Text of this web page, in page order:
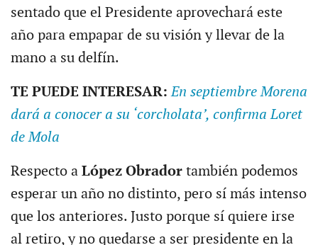
sentado que el Presidente aprovechará este
año para empapar de su visión y llevar de la
mano a su delfín.
TE PUEDE INTERESAR: En septiembre Morena
dará a conocer a su ‘corcholata’, confirma Loret
de Mola
Respecto a López Obradortambién podemos
esperar un año no distinto, pero sí más intenso
que los anteriores. Justo porque sí quiere irse
al retiro, y no quedarse a ser presidente en la